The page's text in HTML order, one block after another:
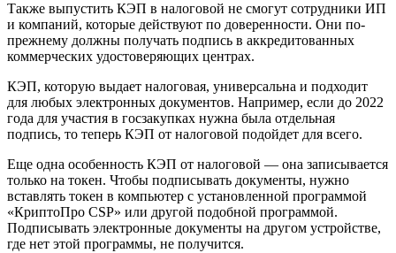
Также выпустить КЭП в налоговой не смогут сотрудники ИП
и компаний, которые действуют по доверенности. Они по-
прежнему должны получать подпись в аккредитованных
коммерческих удостоверяющих центрах.
КЭП, которую выдает налоговая, универсальна и подходит
для любых электронных документов. Например, если до 2022
года для участия в госзакупках нужна была отдельная
подпись, то теперь КЭП от налоговой подойдет для всего.
Еще одна особенность КЭП от налоговой — она записывается
только на токен. Чтобы подписывать документы, нужно
вставлять токен в компьютер с установленной программой
«КриптоПро CSP» или другой подобной программой.
Подписывать электронные документы на другом устройстве,
где нет этой программы, не получится.